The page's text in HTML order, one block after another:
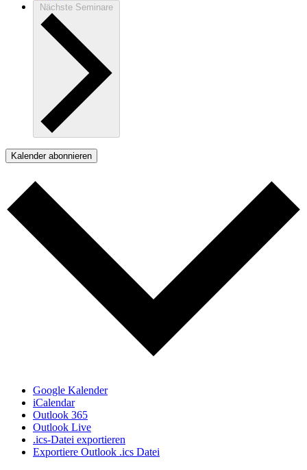
Nächste Seminare
Kalender abonnieren
Google Kalender
iCalendar
Outlook 365
Outlook Live
.ics-Datei exportieren
Exportiere Outlook .ics Datei